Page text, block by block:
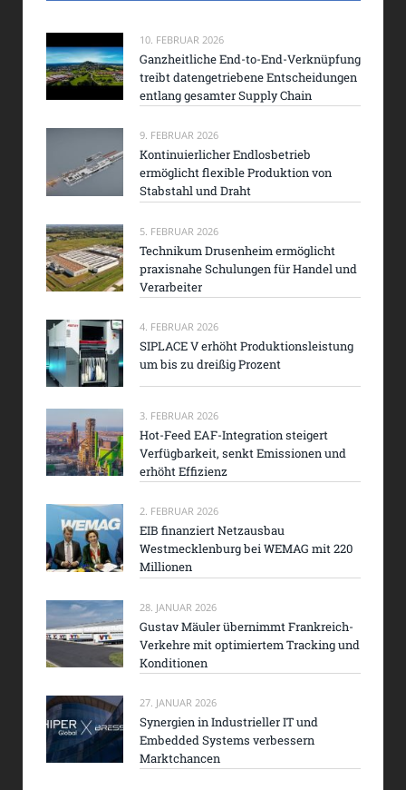
10. FEBRUAR 2026
Ganzheitliche End-to-End-Verknüpfung
treibt datengetriebene Entscheidungen
entlang gesamter Supply Chain
9. FEBRUAR 2026
Kontinuierlicher Endlosbetrieb
ermöglicht flexible Produktion von
Stabstahl und Draht
5. FEBRUAR 2026
Technikum Drusenheim ermöglicht
praxisnahe Schulungen für Handel und
Verarbeiter
4. FEBRUAR 2026
SIPLACE V erhöht Produktionsleistung
um bis zu dreißig Prozent
3. FEBRUAR 2026
Hot-Feed EAF-Integration steigert
Verfügbarkeit, senkt Emissionen und
erhöht Effizienz
2. FEBRUAR 2026
EIB finanziert Netzausbau
Westmecklenburg bei WEMAG mit 220
Millionen
28. JANUAR 2026
Gustav Mäuler übernimmt Frankreich-
Verkehre mit optimiertem Tracking und
Konditionen
27. JANUAR 2026
Synergien in Industrieller IT und
Embedded Systems verbessern
Marktchancen